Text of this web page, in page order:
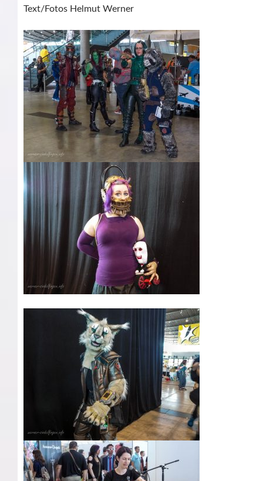
Text/Fotos Helmut Werner